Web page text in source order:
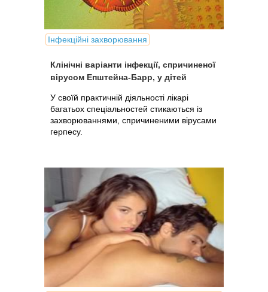
Інфекційні захворювання
Клінічні варіанти інфекції, спричиненої
вірусом Епштейна-Барр, у дітей
У своїй практичній діяльності лікарі
багатьох спеціальностей стикаються із
захворюваннями, спричиненими вірусами
герпесу.